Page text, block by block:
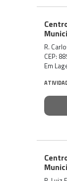
R.
CEP:
Em